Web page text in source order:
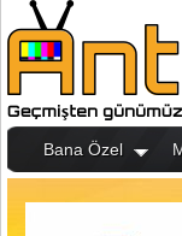
Bana Özel